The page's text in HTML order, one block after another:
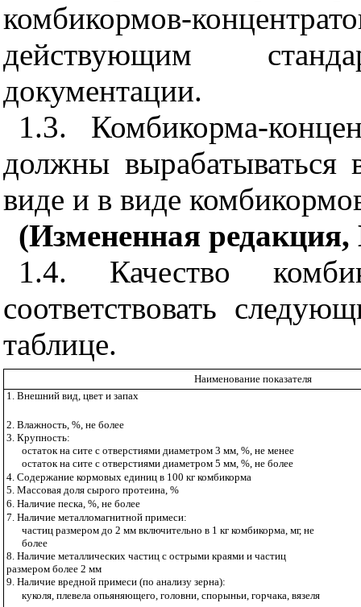
комбикормов-
действующим
документации.
1.3. Комбикорма-
должны вырабатываться
виде и в виде
(Измененная
1.4. Качество
соответствовать
таблице.
Наименование показателя
1. Внешний вид, цвет и запах
2. Влажность, %, не более
3. Крупность:
остаток на сите с отверстиями диаметром 3 мм, %, не менее
остаток на сите с отверстиями диаметром 5 мм, %, не более
4. Содержание кормовых единиц в 100 кгкомбикорма
5. Массовая доля сырого протеина, %
6. Наличие песка, %, не более
7. Наличие металломагнитной примеси:
частиц размером до 2 ммвключительно в 1 кгкомбикорма, мг, не
более
8. Наличие металлических частиц с острыми краями и частиц
размером более 2 мм
9. Наличие вредной примеси (по анализу зерна):
куколя, плевела опьяняющего, головни, спорыньи, горчака, вязеля